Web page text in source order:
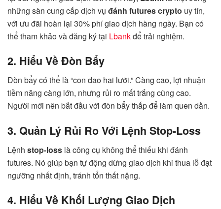
những sàn cung cấp dịch vụ đánh futures crypto uy tín,
với ưu đãi hoàn lại 30% phí giao dịch hàng ngày. Bạn có
thể tham khảo và đăng ký tại Lbankđể trải nghiệm.
2. Hiểu Về Đòn Bẩy
Đòn bẩy có thể là “con dao hai lưỡi.” Càng cao, lợi nhuận
tiềm năng càng lớn, nhưng rủi ro mất trắng cũng cao.
Người mới nên bắt đầu với đòn bẩy thấp để làm quen dần.
3. Quản Lý Rủi Ro Với Lệnh Stop-Loss
Lệnh stop-loss là công cụ không thể thiếu khi đánh
futures. Nó giúp bạn tự động dừng giao dịch khi thua lỗ đạt
ngưỡng nhất định, tránh tổn thất nặng.
4. Hiểu Về Khối Lượng Giao Dịch